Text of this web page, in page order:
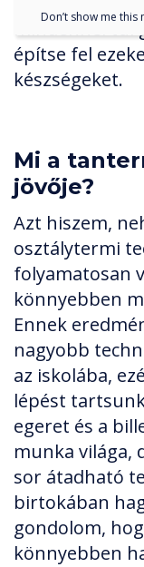
mindennel túl
építse fel
készségeket.
Mi a
jövője?
Azt hiszem,
osztálytermi
folyamatosan
könnyebben
Ennek
nagyobb
az iskolába,
lépést
egeret és a
munka világa,
sor átadható
birtokában
gondolom,
könnyebben
Don’t show me this